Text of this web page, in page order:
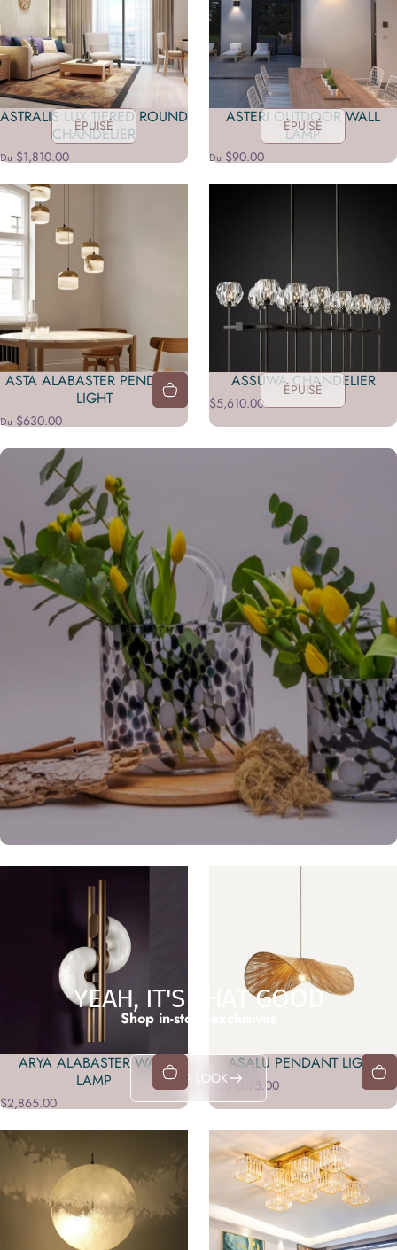
ÉPUISÉ
ASTRALIS LUX TIERED ROUND
CHANDELIER
Du $1,810.00
ÉPUISÉ
ASTERI OUTDOOR WALL
LAMP
Du $90.00
ASTA ALABASTER PENDANT
LIGHT
Du $630.00
YEAH, IT'S THAT GOOD
Shop in-store exclusives
TAKE A LOOK
ÉPUISÉ
ASSUWA CHANDELIER
$5,610.00
ARYA ALABASTER WALL
LAMP
$2,865.00
ASALU PENDANT LIGHT
Du $1,075.00